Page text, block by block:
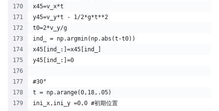
x45=v_x*t
y45=v_y*t - 1/2*g*t**2
t0=2*v_y/g
ind_ = np.argmin(np.abs(t-t0))
x45[ind_:]=x45[ind_]
y45[ind_:]=0
#30°
t = np.arange(0,18,.05)
ini_x,ini_y =0,0 #初期位置